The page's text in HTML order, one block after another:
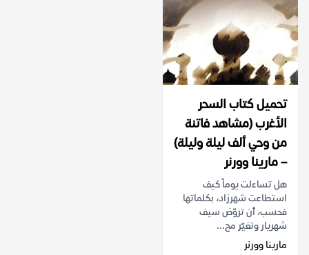
تحميل كتاب السحر
الأغرب (مشاهد فاتنة
من وحي ألف ليلة وليلة)
– مارينا وورنر
هل تساءلت يوماً كيف
استطاعت شهرزاد، بكلماتها
فحسب، أن تروّض سيف
شهريار وتغيّر مج...
مارينا وورنر